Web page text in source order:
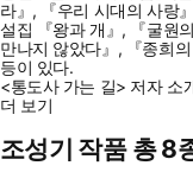
라』, 『우리 시대의 사랑
설집 『왕과 개』, 『굴원
만나지 않았다』, 『종희
등이 있다.
<통도사 가는 길> 저자 소
더 보기
조성기 작품 총 8